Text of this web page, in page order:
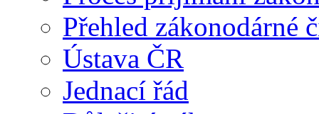
Přehled zákonodárné
Ústava ČR
Jednací řád